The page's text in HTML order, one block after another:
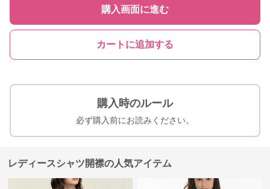
購入画面に進む
カートに追加する
購入時のルール
必ず購入前にお読みください。
レディースシャツ開襟の人気アイテム